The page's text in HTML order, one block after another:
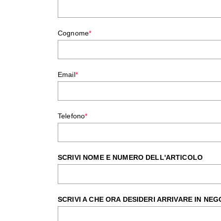
Cognome*
Email*
Telefono*
SCRIVI NOME E NUMERO DELL'ARTICOLO
SCRIVI A CHE ORA DESIDERI ARRIVARE IN